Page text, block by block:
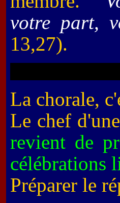
votre part,
13,27).
La chorale,
Le chef
revient de
célébrations
Préparer le